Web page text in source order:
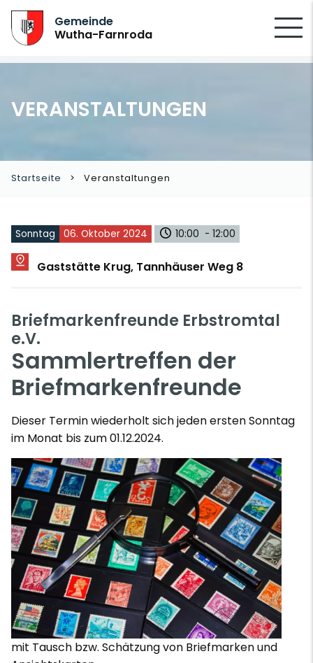
Gemeinde
Wutha-Farnroda
VERANSTALTUNGEN
Startseite Veranstaltungen
Sonntag 06. Oktober 2024 10:00 - 12:00
Gaststätte Krug, Tannhäuser Weg 8
Briefmarkenfreunde Erbstromtal
e.V.
Sammlertreffen der
Briefmarkenfreunde
Dieser Termin wiederholt sich jeden ersten Sonntag
im Monat bis zum 01.12.2024.
mit Tausch bzw. Schätzung von Briefmarken und